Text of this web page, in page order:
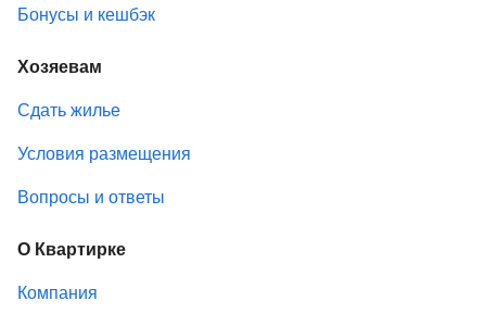
Бонусы и кешбэк
Хозяевам
Сдать жилье
Условия размещения
Вопросы и ответы
О Квартирке
Компания